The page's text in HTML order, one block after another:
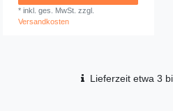
* inkl. ges. MwSt. zzgl.
Versandkosten
Lieferzeit etwa 3